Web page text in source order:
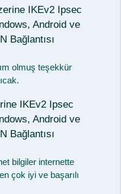
IKEv2 Ipsec
Android ve
Bağlantısı
olmuş teşekkür
IKEv2 Ipsec
Android ve
Bağlantısı
bilgiler internette
çok iyi ve başarılı